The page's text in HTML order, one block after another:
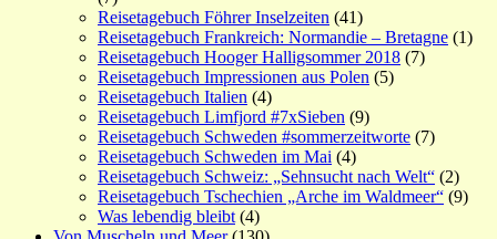
Reisetagebuch Föhrer Inselzeiten (41)
Reisetagebuch Frankreich: Normandie – Bretagne (1)
Reisetagebuch Hooger Halligsommer 2018 (7)
Reisetagebuch Impressionen aus Polen (5)
Reisetagebuch Italien (4)
Reisetagebuch Limfjord #7xSieben (9)
Reisetagebuch Schweden #sommerzeitworte (7)
Reisetagebuch Schweden im Mai (4)
Reisetagebuch Schweiz: „Sehnsucht nach Welt“ (2)
Reisetagebuch Tschechien „Arche im Waldmeer“ (9)
Was lebendig bleibt (4)